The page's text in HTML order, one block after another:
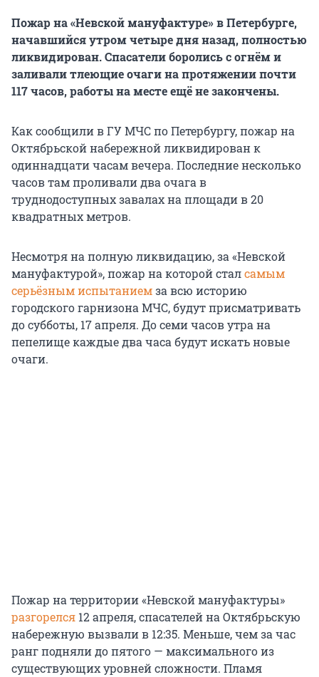
Пожар на «Невской мануфактуре» в Петербурге,
начавшийся утром четыре дня назад, полностью
ликвидирован. Спасатели боролись с огнём и
заливали тлеющие очаги на протяжении почти
117 часов, работы на месте ещё не закончены.
Как сообщили в ГУ МЧС по Петербургу, пожар на
Октябрьской набережной ликвидирован к
одиннадцати часам вечера. Последние несколько
часов там проливали два очага в
труднодоступных завалах на площади в 20
квадратных метров.
Несмотря на полную ликвидацию, за «Невской
мануфактурой», пожар на которой сталсамым
серьёзным испытаниемза всю историю
городского гарнизона МЧС, будут присматривать
до субботы, 17 апреля. До семи часов утра на
пепелище каждые два часа будут искать новые
очаги.
Пожар на территории «Невской мануфактуры»
разгорелся 12 апреля, спасателей на Октябрьскую
набережную вызвали в 12:35. Меньше, чем за час
ранг подняли до пятого — максимального из
существующих уровней сложности. Пламя